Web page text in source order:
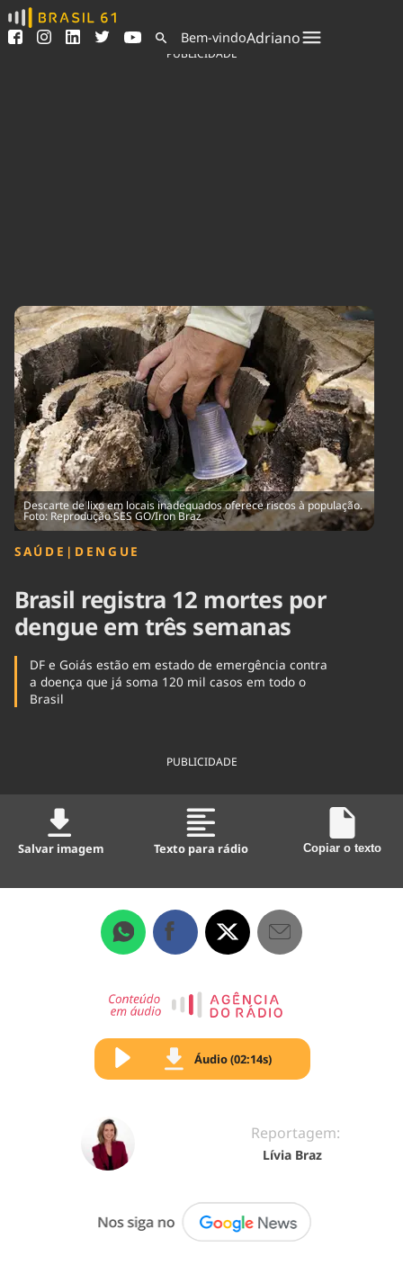
Ver todas as notícias
Podcasts
Indicadores
Agronegócios
Brasil
Brasil Mineral
Ciência &
Tecnologia
Cinema
Comportamento
Cultura
Economia
Educação
Infraestrutura
Internacional
Meio Ambiente
Podcast
Política
Saúde
Tempo
Bem-vindoAdriano
PUBLICIDADE
Descarte de lixo em locais inadequados oferece riscos à população.
Foto: Reprodução SES GO/Iron Braz
SAÚDE | DENGUE
Brasil registra 12 mortes por
dengue em três semanas
DF e Goiás estão em estado de emergência contra
a doença que já soma 120 mil casos em todo o
Brasil
PUBLICIDADE
Salvar imagem Texto para rádio Copiar o texto
Áudio (02:14s)
Reportagem:
Lívia Braz